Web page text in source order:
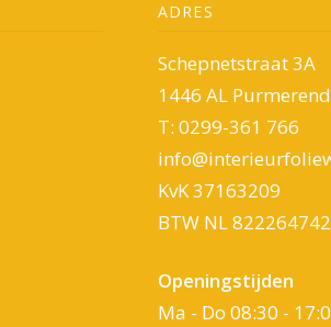
ADRES
Schepnetstraat 3A
1446 AL Purmerend
T: 0299-361 766
KvK 37163209
BTW NL
Openingstijden
Ma - Do 08:30 -